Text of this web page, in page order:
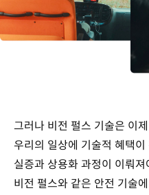
그러나 비전 펄스 기술은 이
우리의 일상에 기술적 혜택
실증과 상용화 과정이 이뤄
비전 펄스와 같은 안전 기술